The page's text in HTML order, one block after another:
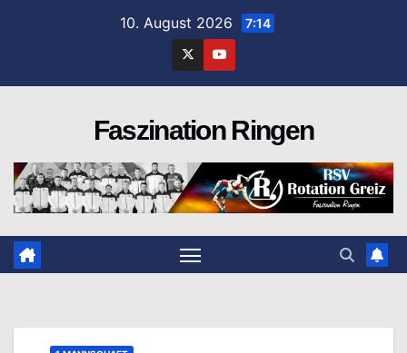
10. August 2026 7:14
Faszination Ringen